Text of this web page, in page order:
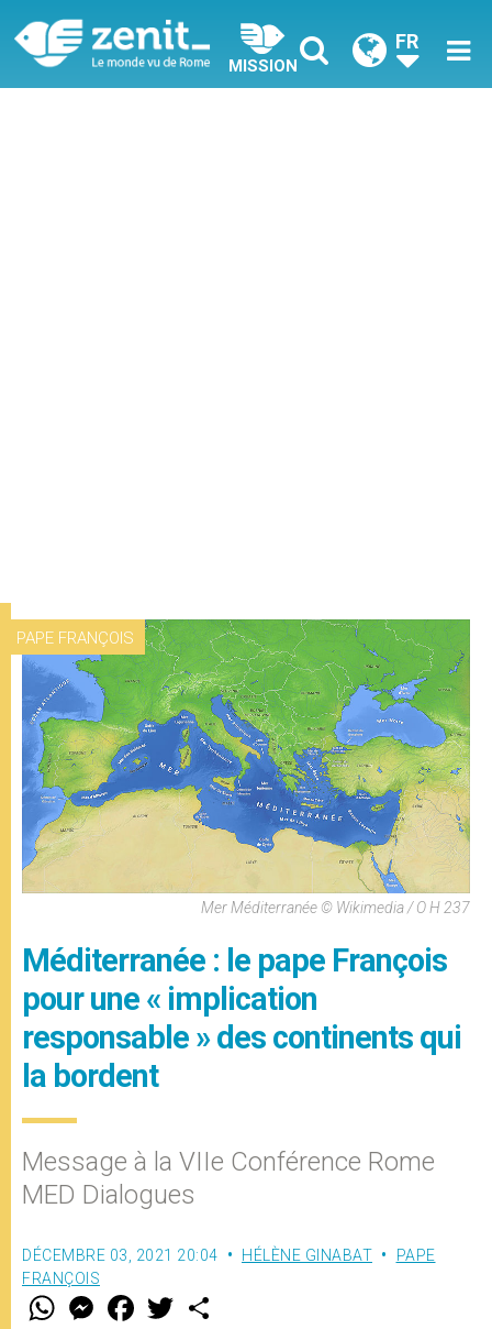
MISSION
FR
PAPE FRANÇOIS
Mer Méditerranée © Wikimedia / O H 237
Méditerranée : le pape François
pour une « implication
responsable » des continents qui
la bordent
Message à la VIIe Conférence Rome
MED Dialogues
DÉCEMBRE 03, 2021 20:04 HÉLÈNE GINABAT
PAPE
FRANÇOIS
W M
e
F
a w